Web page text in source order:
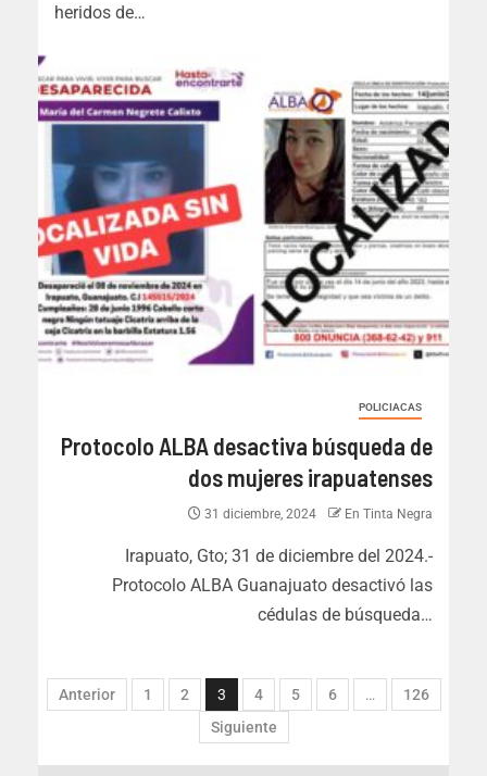
heridos de…
POLICIACAS
Protocolo ALBA desactiva búsqueda de
dos mujeres irapuatenses
31 diciembre, 2024 En Tinta Negra
Irapuato, Gto; 31 de diciembre del 2024.-
Protocolo ALBA Guanajuato desactivó las
cédulas de búsqueda…
Anterior 1 2 3 4 5 6 …
126
Siguiente